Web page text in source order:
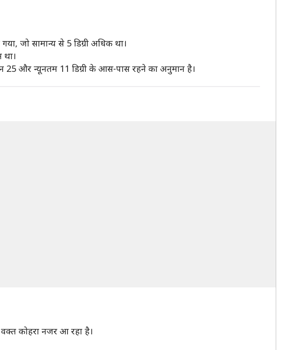
जो सामान्य से 5 डिग्री अधिक था।
और न्यूनतम 11 डिग्री के आस-पास रहने का अनुमान है।
कोहरा नजर आ रहा है।